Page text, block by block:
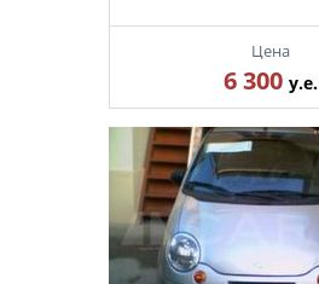
Цена
6 300 у.е.